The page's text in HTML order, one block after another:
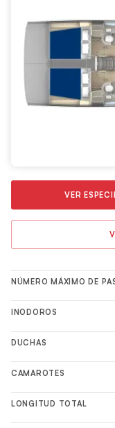
VER
NÚMERO MÁXIMO DE
INODOROS
DUCHAS
CAMAROTES
LONGITUD TOTAL